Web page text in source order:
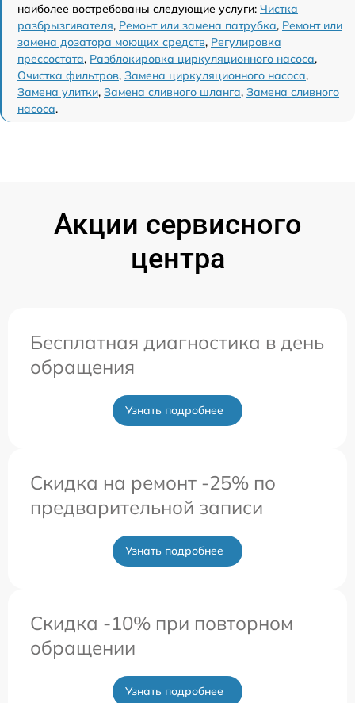
наиболее востребованы следующие услуги: Чистка
разбрызгивателя, Ремонт или замена патрубка, Ремонт или
замена дозатора моющих средств, Регулировка
прессостата, Разблокировка циркуляционного насоса,
Очистка фильтров, Замена циркуляционного насоса,
Замена улитки, Замена сливного шланга, Замена сливного
насоса.
Акции сервисного
центра
Бесплатная диагностика в день
обращения
Узнать подробнее
Скидка на ремонт -25% по
предварительной записи
Узнать подробнее
Скидка -10% при повторном
обращении
Узнать подробнее